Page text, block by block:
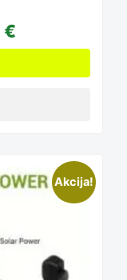
€
Akcija!